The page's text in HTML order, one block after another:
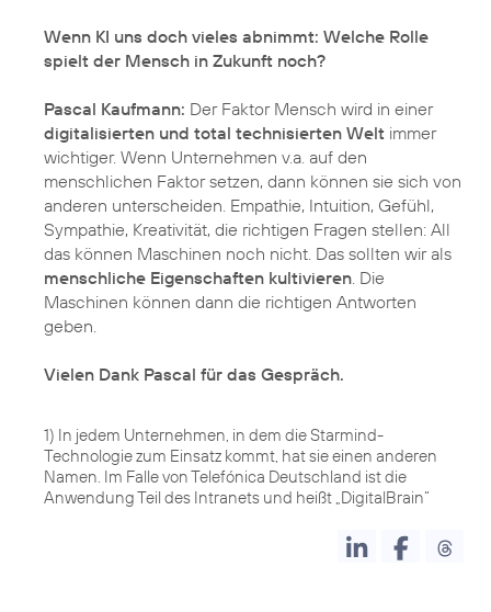
Wenn KI uns doch vieles abnimmt: Welche Rolle
spielt der Mensch in Zukunft noch?
Pascal Kaufmann: Der Faktor Mensch wird in einer
digitalisierten und total technisierten Welt immer
wichtiger. Wenn Unternehmen v.a. auf den
menschlichen Faktor setzen, dann können sie sich von
anderen unterscheiden. Empathie, Intuition, Gefühl,
Sympathie, Kreativität, die richtigen Fragen stellen: All
das können Maschinen noch nicht. Das sollten wir als
menschliche Eigenschaften kultivieren . Die
Maschinen können dann die richtigen Antworten
geben.
Vielen Dank Pascal für das Gespräch.
1) In jedem Unternehmen, in dem die Starmind-
Technologie zum Einsatz kommt, hat sie einen anderen
Namen. Im Falle von Telefónica Deutschland ist die
Anwendung Teil des Intranets und heißt „DigitalBrain“